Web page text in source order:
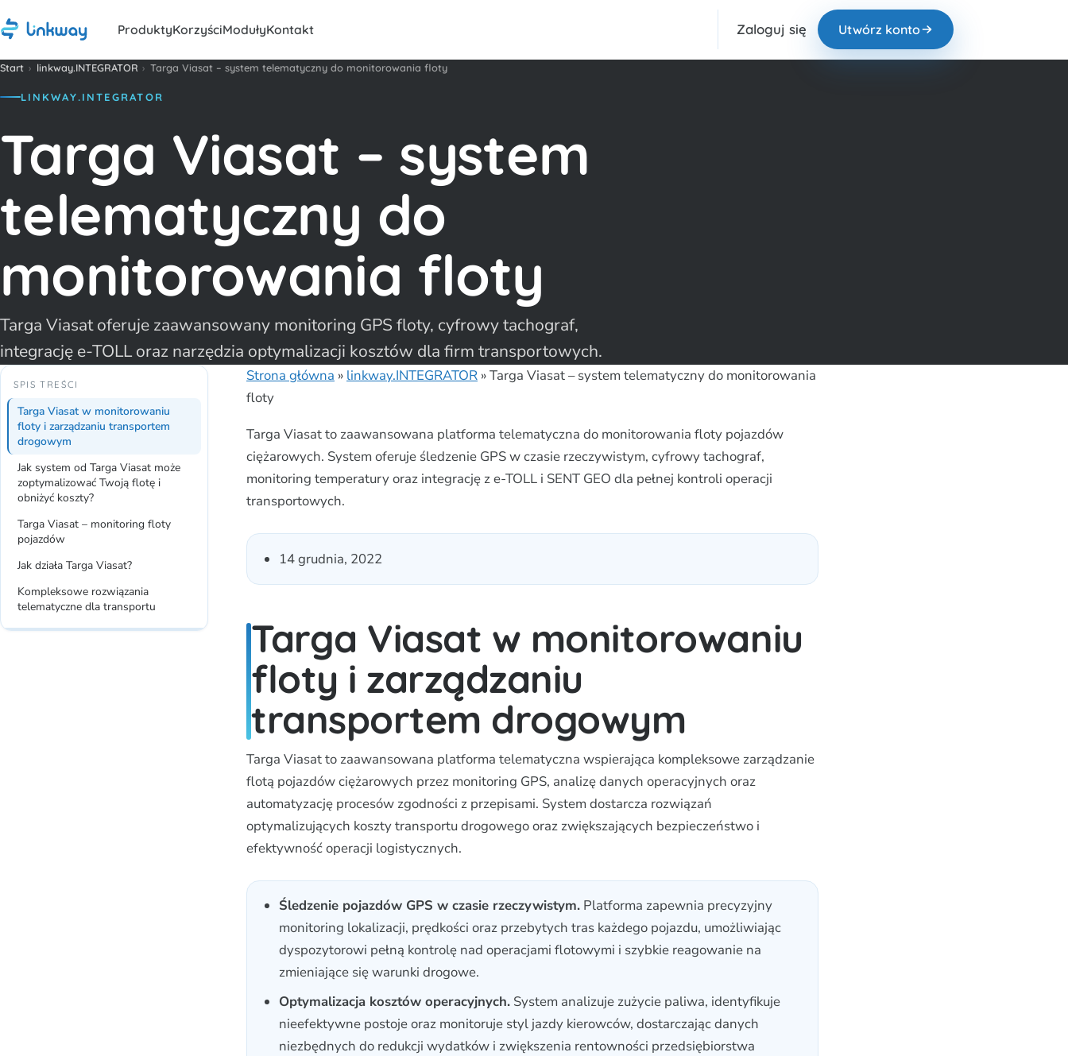
ProduktyKorzyściModułyKontakt Zaloguj się Utwórz konto
Start › linkway.INTEGRATOR › Targa Viasat – system telematyczny do monitorowania floty
LINKWAY.INTEGRATOR
Targa Viasat – system
telematyczny do
monitorowania floty
Targa Viasat oferuje zaawansowany monitoring GPS floty, cyfrowy tachograf,
integrację e-TOLL oraz narzędzia optymalizacji kosztów dla firm transportowych.
SPIS TREŚCI
Targa Viasat w monitorowaniu
floty i zarządzaniu transportem
drogowym
Jak system od Targa Viasat może
zoptymalizować Twoją flotę i
obniżyć koszty?
Targa Viasat – monitoring floty
pojazdów
Jak działa Targa Viasat?
Kompleksowe rozwiązania
telematyczne dla transportu
Strona główna » linkway.INTEGRATOR »Targa Viasat – system telematyczny do monitorowania
floty
Targa Viasat to zaawansowana platforma telematyczna do monitorowania floty pojazdów
ciężarowych. System oferuje śledzenie GPS w czasie rzeczywistym, cyfrowy tachograf,
monitoring temperatury oraz integrację z e-TOLL i SENT GEO dla pełnej kontroli operacji
transportowych.
14 grudnia, 2022
Targa Viasat w monitorowaniu
floty i zarządzaniu
transportem drogowym
Targa Viasat to zaawansowana platforma telematyczna wspierająca kompleksowe zarządzanie
flotą pojazdów ciężarowych przez monitoring GPS, analizę danych operacyjnych oraz
automatyzację procesów zgodności z przepisami. System dostarcza rozwiązań
optymalizujących koszty transportu drogowego oraz zwiększających bezpieczeństwo i
efektywność operacji logistycznych.
Śledzenie pojazdów GPS w czasie rzeczywistym. Platforma zapewnia precyzyjny
monitoring lokalizacji, prędkości oraz przebytych tras każdego pojazdu, umożliwiając
dyspozytorowi pełną kontrolę nad operacjami flotowymi i szybkie reagowanie na
zmieniające się warunki drogowe.
Optymalizacja kosztów operacyjnych. System analizuje zużycie paliwa, identyfikuje
nieefektywne postoje oraz monitoruje styl jazdy kierowców, dostarczając danych
niezbędnych do redukcji wydatków i zwiększenia rentowności przedsiębiorstwa